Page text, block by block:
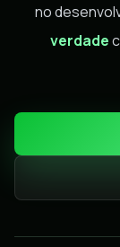
no
verdade